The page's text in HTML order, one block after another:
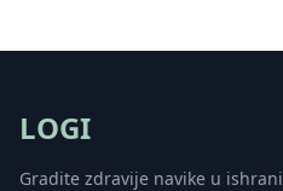
LOGI
Gradite zdravije navike u ishrani